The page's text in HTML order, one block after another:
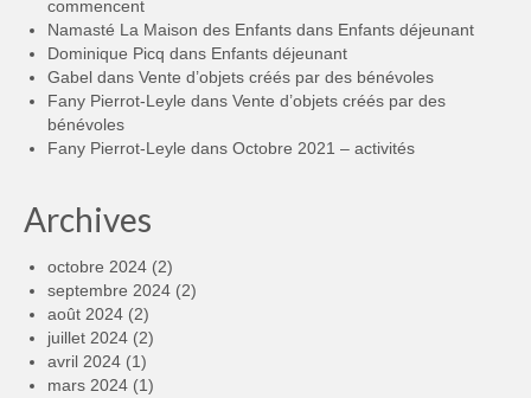
commencent
Namasté La Maison des Enfants dans Enfants déjeunant
Dominique Picq dans Enfants déjeunant
Gabel dans Vente d’objets créés par des bénévoles
Fany Pierrot-Leyle dans Vente d’objets créés par des
bénévoles
Fany Pierrot-Leyle dans Octobre 2021 – activités
Archives
octobre 2024 (2)
septembre 2024 (2)
août 2024 (2)
juillet 2024 (2)
avril 2024 (1)
mars 2024 (1)